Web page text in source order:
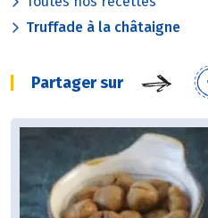
Truffade à la châtaigne
Partager sur